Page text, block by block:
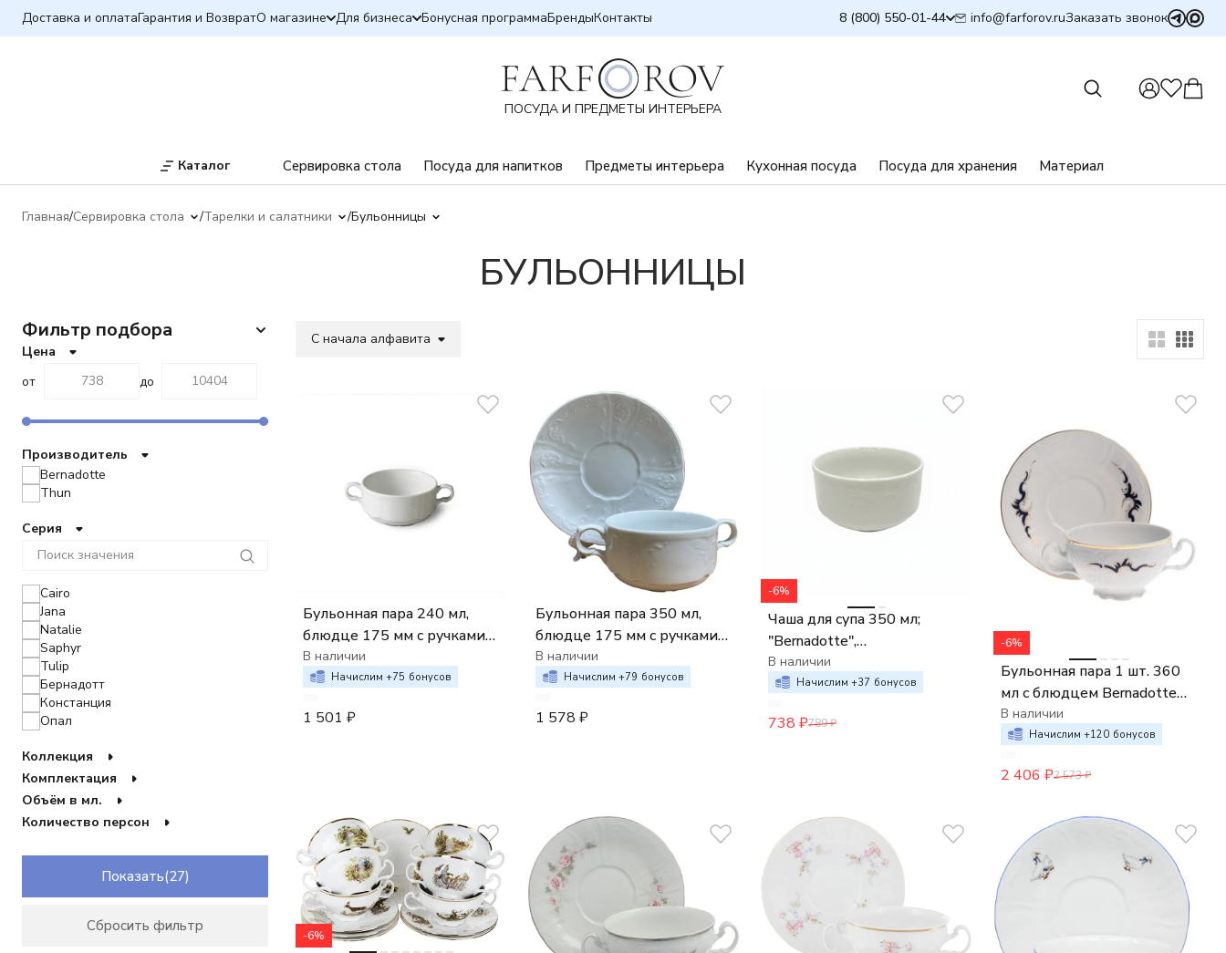
Доставка и оплатаГарантия и ВозвратО магазине Для бизнеса Бонусная программаБрендыКонтакты 8 (800) 550-01-44 info@farforov.ruЗаказать звонок
ПОСУДА И ПРЕДМЕТЫ ИНТЕРЬЕРА
Каталог Сервировка стола Посуда для напитков Предметы интерьера Кухонная посуда Посуда для хранения Материал
Главная Сервировка стола Тарелки и салатники Бульонницы
БУЛЬОННИЦЫ
C начала алфавита
Бульонная пара 240 мл,
блюдце 175 мм с ручками
HORECA ;Bernadotte
недекорированный
В наличии
Начислим +75 бонусов
1 501 ₽
Бульонная пара 350 мл,
блюдце 175 мм с ручками
;Bernadotte
недекорированный
В наличии
Начислим +79 бонусов
1 578 ₽
-6%
Чаша для супа 350 мл;
"Bernadotte",
недекорированная,
В наличии
Начислим +37 бонусов
738 ₽789₽
-6%
Бульонная пара 1 шт. 360
мл с блюдцем Bernadotte
Синие вензеля
В наличии
Начислим +120 бонусов
2 406 ₽2 573₽
-6%
Фильтр подбора
Цена
от
до
Производитель
Bernadotte
Thun
Серия
Cairo
Jana
Natalie
Saphyr
Tulip
Бернадотт
Констанция
Опал
Коллекция
Комплектация
Объём в мл.
Количество персон
Показать
Сбросить фильтр